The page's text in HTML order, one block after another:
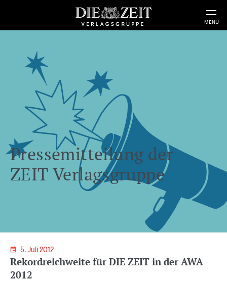
MENU
Pressemitteilung der
ZEIT Verlagsgruppe
5. Juli 2012
Rekordreichweite für DIE ZEIT in der AWA
2012